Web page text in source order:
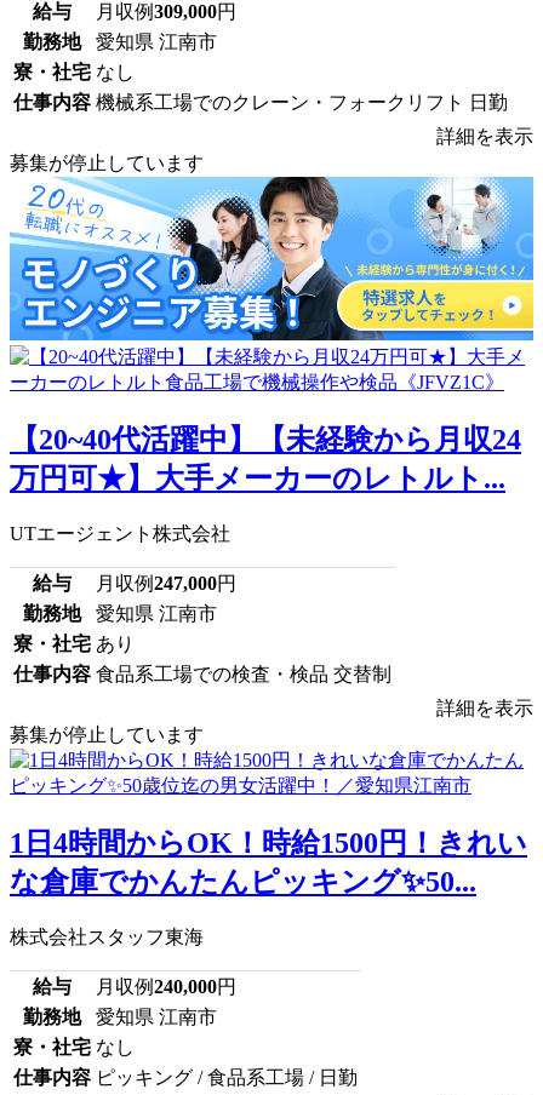
給与 月収例309,000円
勤務地
愛知県 江南市
寮・社宅 なし
仕事内容 機械系工場でのクレーン・フォークリフト 日勤
詳細を表示
募集が停止しています
【20~40代活躍中】【未経験から月収24
万円可★】大手メーカーのレトルト...
UTエージェント株式会社
給与 月収例247,000円
勤務地
愛知県 江南市
寮・社宅 あり
仕事内容 食品系工場での検査・検品 交替制
詳細を表示
募集が停止しています
1日4時間からOK！時給1500円！きれい
な倉庫でかんたんピッキング✨50...
株式会社スタッフ東海
給与 月収例240,000円
勤務地
愛知県 江南市
寮・社宅 なし
仕事内容 ピッキング / 食品系工場 / 日勤